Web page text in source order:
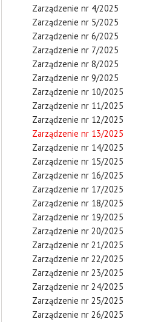
Zarządzenie nr 4/2025
Zarządzenie nr 5/2025
Zarządzenie nr 6/2025
Zarządzenie nr 7/2025
Zarządzenie nr 8/2025
Zarządzenie nr 9/2025
Zarządzenie nr 10/2025
Zarządzenie nr 11/2025
Zarządzenie nr 12/2025
Zarządzenie nr 13/2025
Zarządzenie nr 14/2025
Zarządzenie nr 15/2025
Zarządzenie nr 16/2025
Zarządzenie nr 17/2025
Zarządzenie nr 18/2025
Zarządzenie nr 19/2025
Zarządzenie nr 20/2025
Zarządzenie nr 21/2025
Zarządzenie nr 22/2025
Zarządzenie nr 23/2025
Zarządzenie nr 24/2025
Zarządzenie nr 25/2025
Zarządzenie nr 26/2025